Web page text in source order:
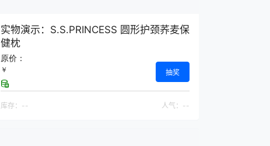
实物演示：S.S.PRINCESS 圆形护颈荞麦保
健枕
原价：
￥ 抽奖
库存： -- 人气： --